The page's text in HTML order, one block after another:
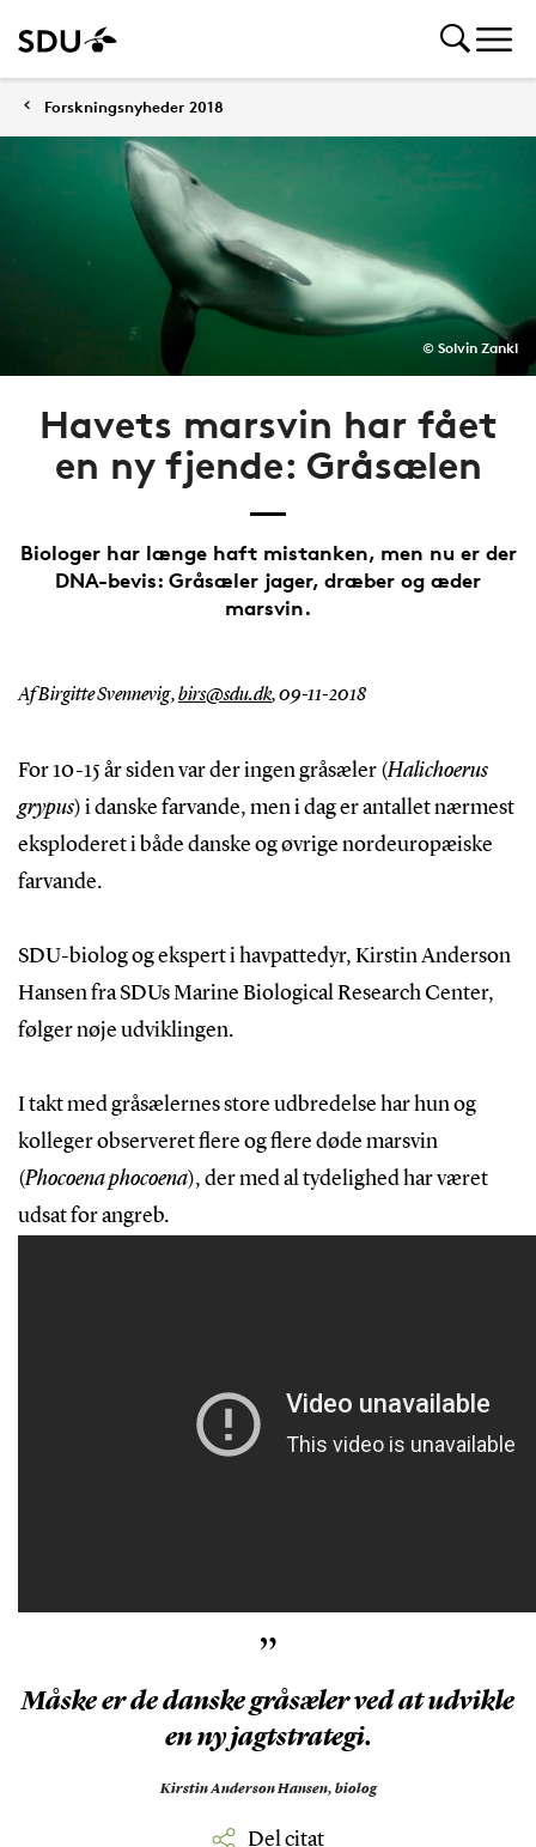
Forskningsnyheder 2018
© Solvin Zankl
Havets marsvin har fået
en ny fjende: Gråsælen
Biologer har længe haft mistanken, men nu er der
DNA-bevis: Gråsæler jager, dræber og æder
marsvin.
Af Birgitte Svennevig,birs@sdu.dk,09-11-2018
For 10-15 år siden var der ingen gråsæler (Halichoerus
grypus) i danske farvande, men i dag er antallet nærmest
eksploderet i både danske og øvrige nordeuropæiske
farvande.
SDU-biolog og ekspert i havpattedyr, Kirstin Anderson
Hansen fra SDUs Marine Biological Research Center,
følger nøje udviklingen.
I takt med gråsælernes store udbredelse har hun og
kolleger observeret flere og flere døde marsvin
(Phocoena phocoena), der med al tydelighed har været
udsat for angreb.
”
Måske er de danske gråsæler ved at udvikle
en ny jagtstrategi.
Kirstin Anderson Hansen, biolog
Del citat